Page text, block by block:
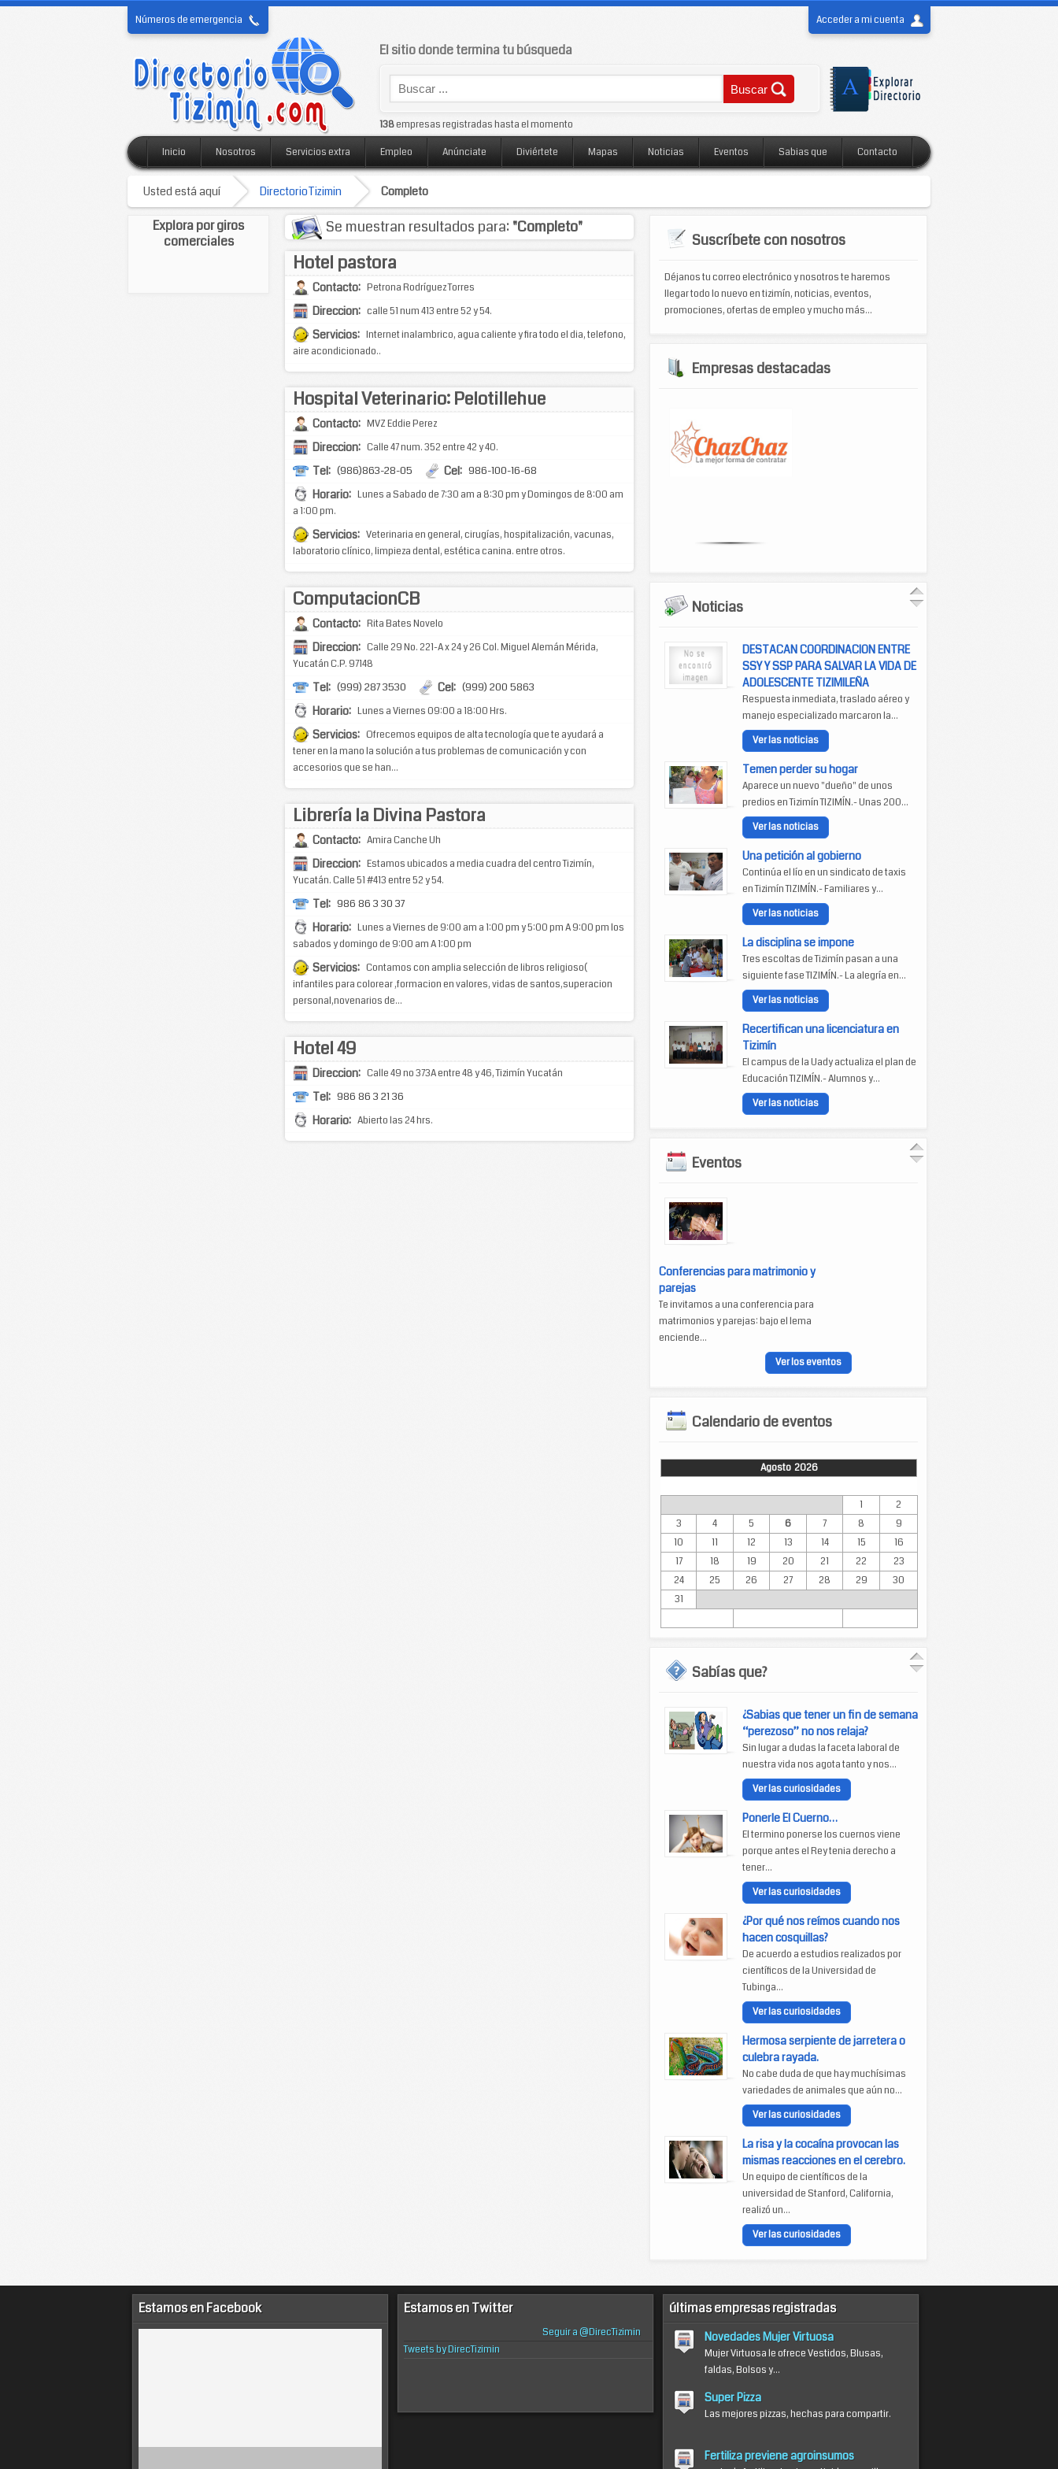
Números de emergencia Acceder a mi cuenta
El sitio donde termina tu búsqueda
138empresas registradas hasta el momento
Inicio Nosotros Servicios extra Empleo Anúnciate Diviértete Mapas Noticias Eventos Sabias que Contacto
Usted está aquí DirectorioTizimin Completo
Explora por giros
comerciales
Se muestran resultados para: "Completo"
Hotel pastora
Contacto: Petrona Rodríguez Torres
Direccion: calle 51 num 413 entre 52 y 54.
Servicios: Internet inalambrico, agua caliente y fira todo el dia, telefono,
aire acondicionado..
Hospital Veterinario: Pelotillehue
Contacto: MVZ Eddie Perez
Direccion: Calle 47 num. 352 entre 42 y 40.
Tel: (986)863-28-05 Cel: 986-100-16-68
Horario: Lunes a Sabado de 7:30 am a 8:30 pm y Domingos de 8:00 am
a 1:00 pm.
Servicios: Veterinaria en general, cirugías, hospitalización, vacunas,
laboratorio clínico, limpieza dental, estética canina. entre otros.
ComputacionCB
Contacto: Rita Bates Novelo
Direccion: Calle 29 No. 221-A x 24 y 26 Col. Miguel Alemán Mérida,
Yucatán C.P. 97148
Tel: (999) 287 3530 Cel: (999) 200 5863
Horario: Lunes a Viernes 09:00 a 18:00 Hrs.
Servicios: Ofrecemos equipos de alta tecnología que te ayudará a
tener en la mano la solución a tus problemas de comunicación y con
accesorios que se han...
Librería la Divina Pastora
Contacto: Amira Canche Uh
Direccion: Estamos ubicados a media cuadra del centro Tizimín,
Yucatán. Calle 51 #413 entre 52 y 54.
Tel: 986 86 3 30 37
Horario: Lunes a Viernes de 9:00 am a 1:00 pm y 5:00 pm A 9:00 pm los
sabados y domingo de 9:00 am A 1:00 pm
Servicios: Contamos con amplia selección de libros religioso(
infantiles para colorear ,formacion en valores, vidas de santos,superacion
personal,novenarios de...
Hotel 49
Direccion: Calle 49 no 373A entre 48 y 46, Tizimín Yucatán
Tel: 986 86 3 21 36
Horario: Abierto las 24 hrs.
Suscríbete con nosotros
Déjanos tu correo electrónico y nosotros te haremos
llegar todo lo nuevo en tizimín, noticias, eventos,
promociones, ofertas de empleo y mucho más...
Empresas destacadas
Noticias
DESTACAN COORDINACION ENTRE
SSY Y SSP PARA SALVAR LA VIDA DE
ADOLESCENTE TIZIMILEÑA
Respuesta inmediata, traslado aéreo y
manejo especializado marcaron la...
Ver las noticias
Temen perder su hogar
Aparece un nuevo "dueño" de unos
predios en Tizimín TIZIMÍN.- Unas 200...
Ver las noticias
Una petición al gobierno
Continúa el lío en un sindicato de taxis
en Tizimín TIZIMÍN.- Familiares y...
Ver las noticias
La disciplina se impone
Tres escoltas de Tizimín pasan a una
siguiente fase TIZIMÍN.- La alegría en...
Ver las noticias
Recertifican una licenciatura en
Tizimín
El campus de la Uady actualiza el plan de
Educación TIZIMÍN.- Alumnos y...
Ver las noticias
Eventos
Conferencias para matrimonio y
parejas
Te invitamos a una conferencia para
matrimonios y parejas: bajo el lema
enciende...
Ver los eventos
Calendario de eventos
Agosto 2026
1
2
3
4 5 6 7 8
9
10
11 12 13 14 15
16
17
18 19 20 21 22
23
24
25 26 27 28 29
30
31
Sabías que?
¿Sabias que tener un fin de semana
“perezoso” no nos relaja?
Sin lugar a dudas la faceta laboral de
nuestra vida nos agota tanto y nos...
Ver las curiosidades
Ponerle El Cuerno…
El termino ponerse los cuernos viene
porque antes el Rey tenia derecho a
tener...
Ver las curiosidades
¿Por qué nos reímos cuando nos
hacen cosquillas?
De acuerdo a estudios realizados por
científicos de la Universidad de
Tubinga...
Ver las curiosidades
Hermosa serpiente de jarretera o
culebra rayada.
No cabe duda de que hay muchísimas
variedades de animales que aún no...
Ver las curiosidades
La risa y la cocaína provocan las
mismas reacciones en el cerebro.
Un equipo de científicos de la
universidad de Stanford, California,
realizó un...
Ver las curiosidades
Estamos en Facebook Estamos en Twitter
Seguir a @DirecTizimin
Tweets by DirecTizimin
últimas empresas registradas
Novedades Mujer Virtuosa
Mujer Virtuosa le ofrece Vestidos, Blusas,
faldas, Bolsos y...
Super Pizza
Las mejores pizzas, hechas para compartir.
Fertiliza previene agroinsumos